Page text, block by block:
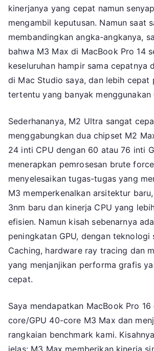
kinerjanya yang cepat namun
mengambil keputusan. Namun saat
membandingkan angka-angkanya,
bahwa M3 Max di MacBook Pro 14
keseluruhan hampir sama cepatnya
di Mac Studio saya, dan lebih cepat
tertentu yang banyak menggunakan
Sederhananya, M2 Ultra sangat
menggabungkan dua chipset M2
24 inti CPU dengan 60 atau 76 inti
menerapkan pemrosesan brute
menyelesaikan tugas-tugas yang
M3 memperkenalkan arsitektur
3nm baru dan kinerja CPU yang
efisien. Namun kisah sebenarnya
peningkatan GPU, dengan
Caching, hardware ray tracing dan
yang menjanjikan performa grafis
cepat.
Saya mendapatkan MacBook Pro 16
core/GPU 40-core M3 Max dan
rangkaian benchmark kami.